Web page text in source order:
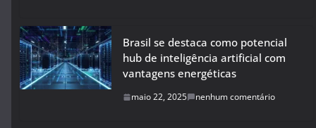
Brasil se destaca como potencial
hub de inteligência artificial com
vantagens energéticas
maio 22, 2025 nenhum comentário